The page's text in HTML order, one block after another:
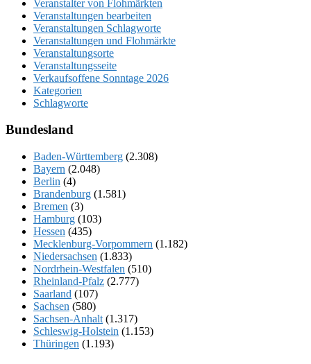
Veranstalter von Flohmärkten
Veranstaltungen bearbeiten
Veranstaltungen Schlagworte
Veranstaltungen und Flohmärkte
Veranstaltungsorte
Veranstaltungsseite
Verkaufsoffene Sonntage 2026
Kategorien
Schlagworte
Bundesland
Baden-Württemberg (2.308)
Bayern (2.048)
Berlin (4)
Brandenburg (1.581)
Bremen (3)
Hamburg (103)
Hessen (435)
Mecklenburg-Vorpommern (1.182)
Niedersachsen (1.833)
Nordrhein-Westfalen (510)
Rheinland-Pfalz (2.777)
Saarland (107)
Sachsen (580)
Sachsen-Anhalt (1.317)
Schleswig-Holstein (1.153)
Thüringen (1.193)